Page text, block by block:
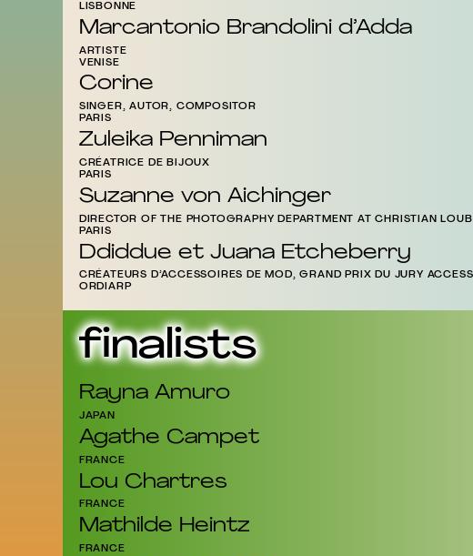
LISBONNE
Marcantonio Brandolini d’Adda
ARTISTE
VENISE
Corine
SINGER, AUTOR, COMPOSITOR
PARIS
Zuleika Penniman
CRÉATRICE DE BIJOUX
PARIS
Suzanne von Aichinger
DIRECTOR OF THE PHOTOGRAPHY DEPARTMENT AT CHRISTIAN
PARIS
Ddiddue et Juana Etcheberry
CRÉATEURS D’ACCESSOIRES DE MOD, GRAND PRIX DU JURY
ORDIARP
finalists
Rayna Amuro
JAPAN
Agathe Campet
FRANCE
Lou Chartres
FRANCE
Mathilde Heintz
FRANCE